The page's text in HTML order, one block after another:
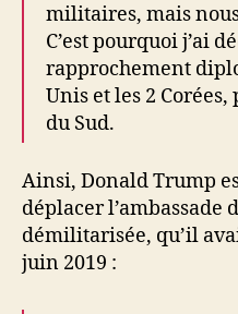
militaires, mais
C’est pourquoi j’ai
rapprochement
Unis et les 2
du Sud.
Ainsi, Donald Trump
déplacer l’ambassade
démilitarisée, qu’il
juin 2019 :